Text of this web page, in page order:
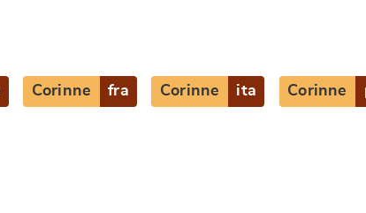
Corinne fra Corinne ita Corinne